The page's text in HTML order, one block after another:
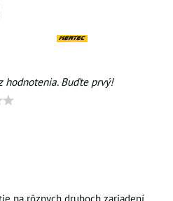
hodnotenia. Buďte prvý!
na rôznych druhoch zariadení